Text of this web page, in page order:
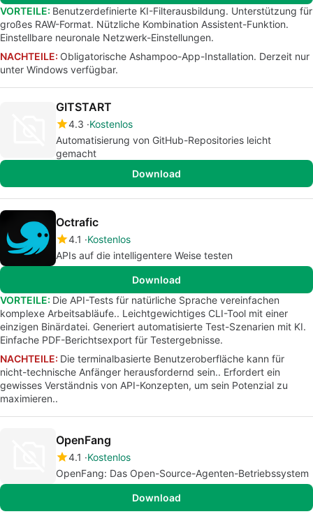
VORTEILE: Benutzerdefinierte KI-Filterausbildung. Unterstützung für
großes RAW-Format. Nützliche Kombination Assistent-Funktion.
Einstellbare neuronale Netzwerk-Einstellungen.
NACHTEILE: Obligatorische Ashampoo-App-Installation. Derzeit nur
unter Windows verfügbar.
GITSTART
4.3 Kostenlos
Automatisierung von GitHub-Repositories leicht
gemacht
Download
Octrafic
4.1
Kostenlos
APIs auf die intelligentere Weise testen
Download
VORTEILE: Die API-Tests für natürliche Sprache vereinfachen
komplexe Arbeitsabläufe.. Leichtgewichtiges CLI-Tool mit einer
einzigen Binärdatei. Generiert automatisierte Test-Szenarien mit KI.
Einfache PDF-Berichtsexport für Testergebnisse.
NACHTEILE: Die terminalbasierte Benutzeroberfläche kann für
nicht-technische Anfänger herausfordernd sein.. Erfordert ein
gewisses Verständnis von API-Konzepten, um sein Potenzial zu
maximieren..
OpenFang
4.1
Kostenlos
OpenFang: Das Open-Source-Agenten-Betriebssystem
Download